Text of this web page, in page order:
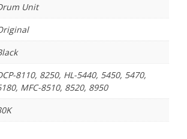
Unit
8110, 8250, HL-5440, 5450, 5470,
MFC-8510, 8520, 8950